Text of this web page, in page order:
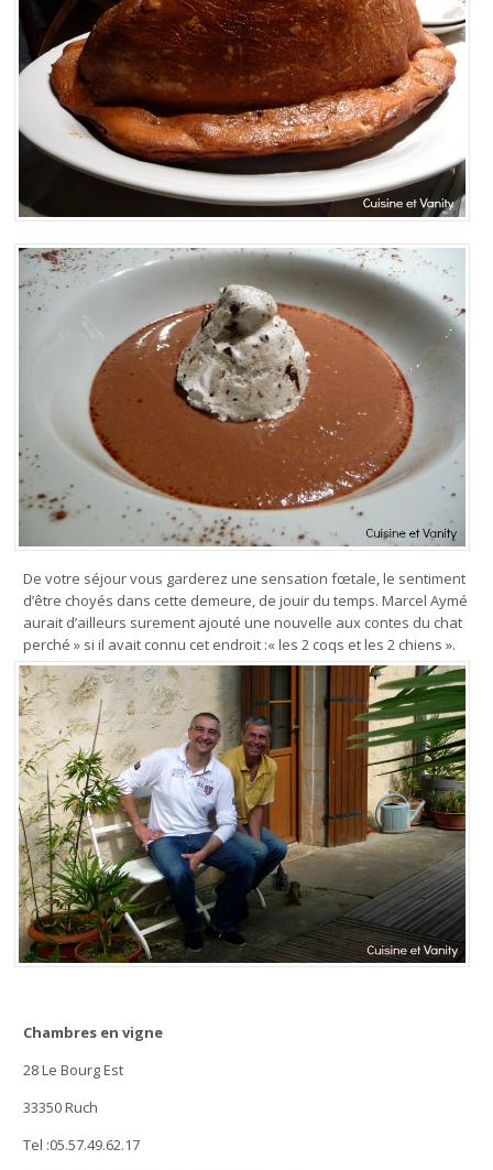
De votre séjour vous garderez une sensation fœtale, le sentiment
d’être choyés dans cette demeure, de jouir du temps. Marcel Aymé
aurait d’ailleurs surement ajouté une nouvelle aux contes du chat
perché » si il avait connu cet endroit :« les 2 coqs et les 2 chiens ».
Chambres en vigne
28 Le Bourg Est
33350 Ruch
Tel :05.57.49.62.17